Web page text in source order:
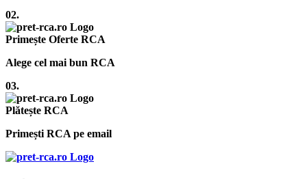
02.
Primește Oferte RCA
Alege cel mai bun RCA
03.
Plătește RCA
Primești RCA pe email